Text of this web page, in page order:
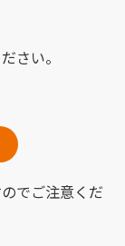
さい。
でご注意くだ